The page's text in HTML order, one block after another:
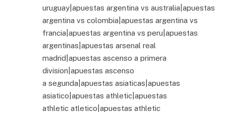
uruguay|apuestas argentina vs australia|apuestas
argentina vs colombia|apuestas argentina vs
francia|apuestas argentina vs peru|apuestas
argentinas|apuestas arsenal real
madrid|apuestas ascenso a primera
division|apuestas ascenso
a segunda|apuestas asiaticas|apuestas
asiatico|apuestas athletic|apuestas
athletic atletico|apuestas athletic